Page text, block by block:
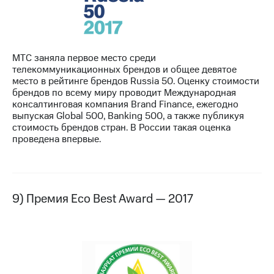
МТС заняла первое место среди
телекоммуникационных брендов и общее девятое
место в рейтинге брендов Russia 50. Оценку стоимости
брендов по всему миру проводит Международная
консалтинговая компания Brand Finance, ежегодно
выпуская Global 500, Banking 500, а также публикуя
стоимость брендов стран. В России такая оценка
проведена впервые.
9) Премия Eco Best Award — 2017